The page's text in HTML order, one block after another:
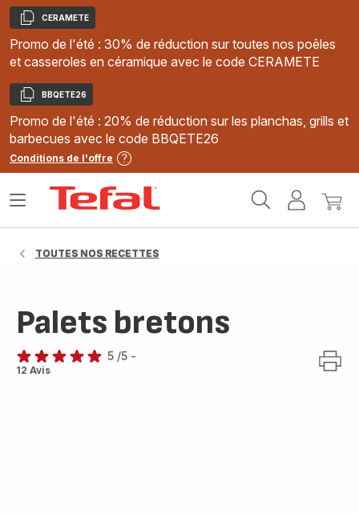
Copier
CERAMETE
Promo de l'été : 30% de réduction sur toutes nos poêles
et casseroles en céramique avec le code CERAMETE
Copier
BBQETE26
Promo de l'été : 20% de réduction sur les planchas, grills et
barbecues avec le code BBQETE26
Conditions de l'offre
MonMon
Ouvrir
TOUTES NOS RECETTES
Palets bretons
Avis
5 /5 -
12 Avis